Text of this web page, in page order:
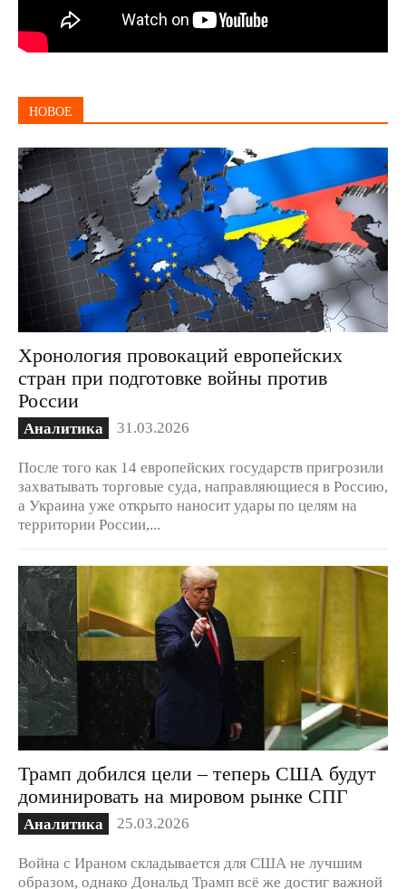
НОВОЕ
Хронология провокаций европейских
стран при подготовке войны против
России
Аналитика 31.03.2026
После того как 14 европейских государств пригрозили
захватывать торговые суда, направляющиеся в Россию,
а Украина уже открыто наносит удары по целям на
территории России,...
Трамп добился цели – теперь США будут
доминировать на мировом рынке СПГ
Аналитика 25.03.2026
Война с Ираном складывается для США не лучшим
образом, однако Дональд Трамп всё же достиг важной